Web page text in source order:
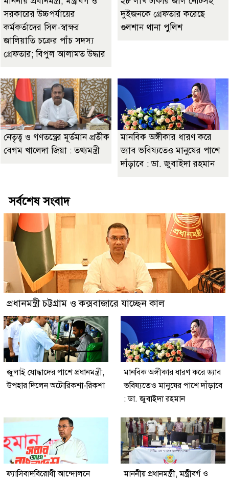
সরকারের উচ্চপর্যায়ের
কর্মকর্তাদের সিল-স্বাক্ষর
জালিয়াতি চক্রের পাঁচ সদস্য
গ্রেফতার; বিপুল আলামত উদ্ধার
দুইজনকে গ্রেফতার করেছে
গুলশান থানা পুলিশ
নেতৃত্ব ও গণতন্ত্রের মূর্তমান প্রতীক
বেগম খালেদা জিয়া : তথ্যমন্ত্রী
মানবিক অঙ্গীকার ধারণ করে
ড্যাব ভবিষ্যতেও মানুষের পাশে
দাঁড়াবে : ডা. জুবাইদা রহমান
সর্বশেষ সংবাদ
প্রধানমন্ত্রী চট্টগ্রাম ও কক্সবাজারে যাচ্ছেন কাল
জুলাই যোদ্ধাদের পাশে প্রধানমন্ত্রী,
উপহার দিলেন অটোরিকশা-রিকশা
মানবিক অঙ্গীকার ধারণ করে ড্যাব
ভবিষ্যতেও মানুষের পাশে দাঁড়াবে
: ডা. জুবাইদা রহমান
ফ্যাসিবাদবিরোধী আন্দোলনে
মাননীয় প্রধানমন্ত্রী, মন্ত্রীবর্গ ও